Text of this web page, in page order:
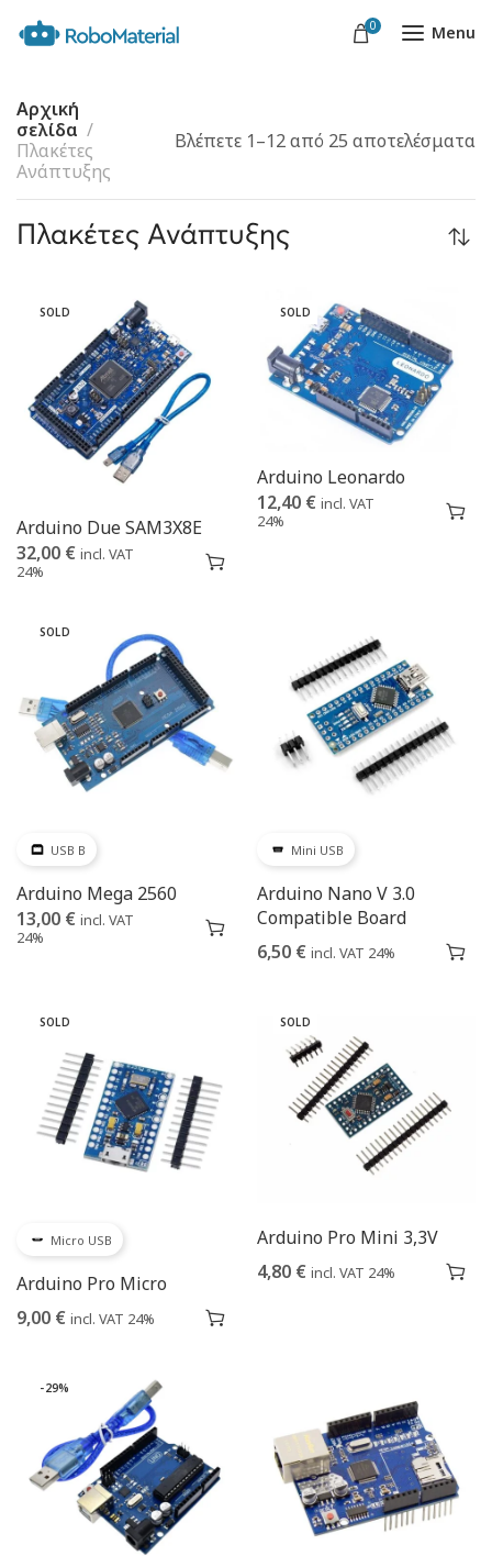
0 Menu
Αρχική
σελίδα
Πλακέτες
Ανάπτυξης
Βλέπετε 1–12 από 25 αποτελέσματα
Πλακέτες Ανάπτυξης
SOLD
Arduino Due SAM3X8E
32,00 € incl. VAT
24%
SOLD
Arduino Leonardo
12,40 € incl. VAT
24%
SOLD
USB B
Arduino Mega 2560
13,00 € incl. VAT
24%
Mini USB
Arduino Nano V 3.0
Compatible Board
6,50 € incl. VAT 24%
SOLD
Micro USB
Arduino Pro Micro
9,00 € incl. VAT 24%
SOLD
Arduino Pro Mini 3,3V
4,80 € incl. VAT 24%
-29%